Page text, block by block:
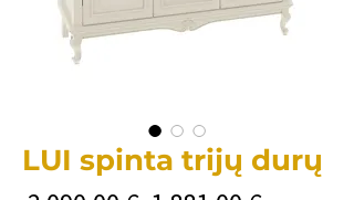
LUI spinta trijų durų